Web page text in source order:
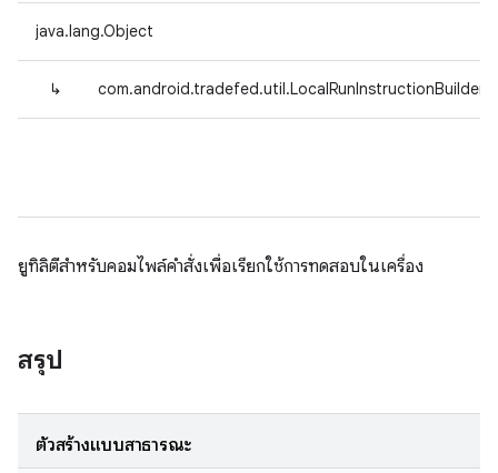
java.lang.Object
↳ com.android.tradefed.util.LocalRunInstructionBuilder
ยูทิลิตีสำหรับคอมไพล์คำสั่งเพื่อเรียกใช้การทดสอบในเครื่อง
สรุป
ตัวสร้างแบบสาธารณะ